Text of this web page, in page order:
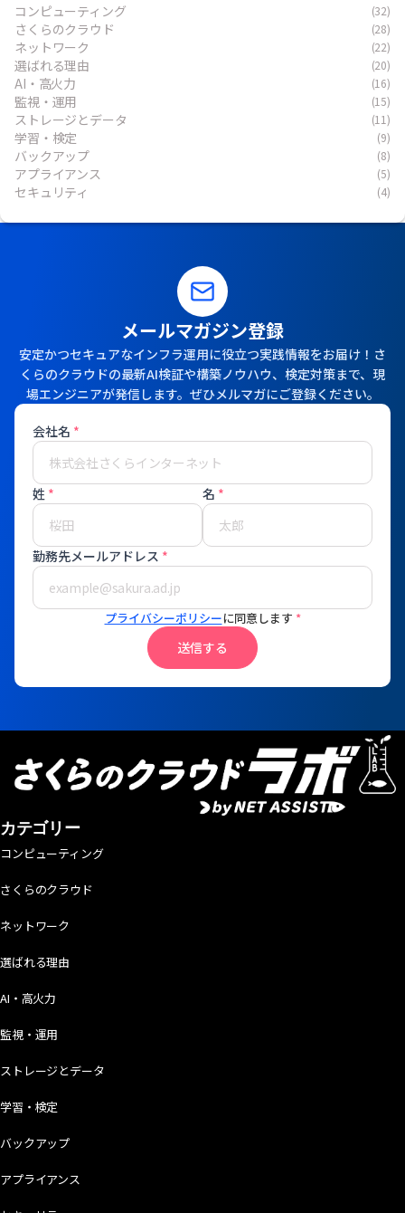
コンピューティング (32)
さくらのクラウド (28)
ネットワーク (22)
選ばれる理由 (20)
AI・高火力 (16)
監視・運用 (15)
ストレージとデータ (11)
学習・検定 (9)
バックアップ (8)
アプライアンス (5)
セキュリティ (4)
メールマガジン登録
安定かつセキュアなインフラ運用に役立つ実践情報をお届け！さ
くらのクラウドの最新AI検証や構築ノウハウ、検定対策まで、現
場エンジニアが発信します。ぜひメルマガにご登録ください。
会社名 *
姓 * 名 *
勤務先メールアドレス *
プライバシーポリシーに同意します *
送信する
カテゴリー
コンピューティング
さくらのクラウド
ネットワーク
選ばれる理由
AI・高火力
監視・運用
ストレージとデータ
学習・検定
バックアップ
アプライアンス